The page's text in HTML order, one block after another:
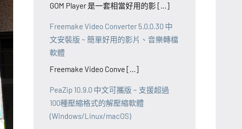
GOM Player 是一套相當好用的影 [...]
Freemake Video Converter 5.0.0.30 中
文安裝版 ~ 簡單好用的影片、音樂轉檔
軟體
Freemake Video Conve [...]
PeaZip 10.9.0 中文可攜版 ~ 支援超過
100種壓縮格式的解壓縮軟體
(Windows/Linux/macOS)